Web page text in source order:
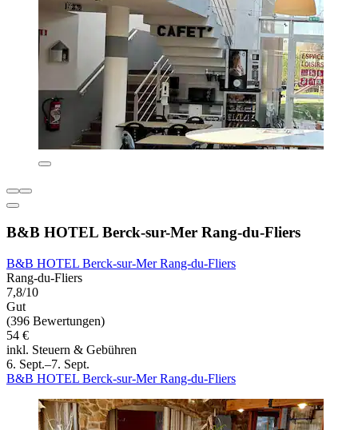
B&B HOTEL Berck-sur-Mer Rang-du-Fliers
B&B HOTEL Berck-sur-Mer Rang-du-Fliers
Rang-du-Fliers
7,8/10
Gut
(396 Bewertungen)
54 €
inkl. Steuern & Gebühren
6. Sept.–7. Sept.
B&B HOTEL Berck-sur-Mer Rang-du-Fliers